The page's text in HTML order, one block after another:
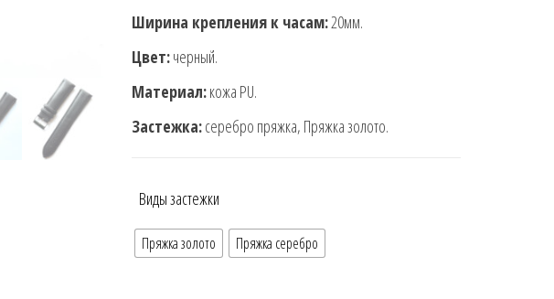
Ширина крепления к часам:20мм.
Цвет:черный.
Материал:кожа PU.
Застежка:серебро пряжка, Пряжка золото.
Виды застежки
Пряжка золото Пряжка серебро